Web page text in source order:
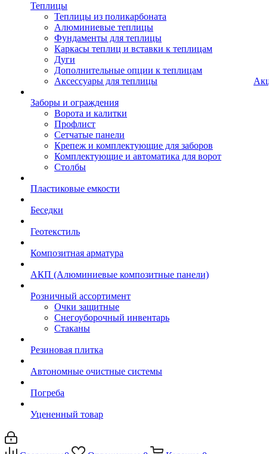
Теплицы
Теплицы из поликарбоната
Алюминиевые теплицы
Фундаменты для теплицы
Каркасы теплиц и вставки к теплицам
Дуги
Дополнительные опции к теплицам
Аксессуары для теплицы
Заборы и ограждения
Ворота и калитки
Профлист
Сетчатые панели
Крепеж и комплектующие для заборов
Комплектующие и автоматика для ворот
Столбы
Пластиковые емкости
Беседки
Геотекстиль
Композитная арматура
АКП (Алюминиевые композитные панели)
Розничный ассортимент
Очки защитные
Снегоуборочный инвентарь
Стаканы
Резиновая плитка
Автономные очистные системы
Погреба
Уцененный товар